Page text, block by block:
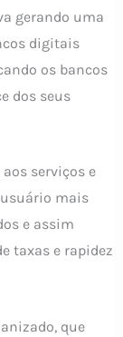
gerando uma
digitais
os bancos
dos seus
serviços e
mais
e assim
taxas e rapidez
que